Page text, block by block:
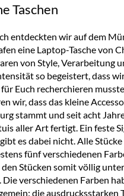
Taschen
entdeckten wir auf dem
eine Laptop-Tasche von
von Style, Verarbeitung
so begeistert, dass
Euch recherchieren
wir, dass das kleine
stammt und seit acht
aller Art fertigt. Ein feste
es dabei nicht. Alle
fünf verschiedenen
den Stücken somit völlig
Die verschiedenen Farben
die ausdrucksstarken